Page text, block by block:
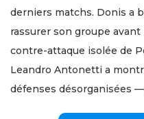
derniers matchs. Donis a
rassurer son groupe
contre-attaque isolée de
Leandro Antonetti a
défenses désorganisées